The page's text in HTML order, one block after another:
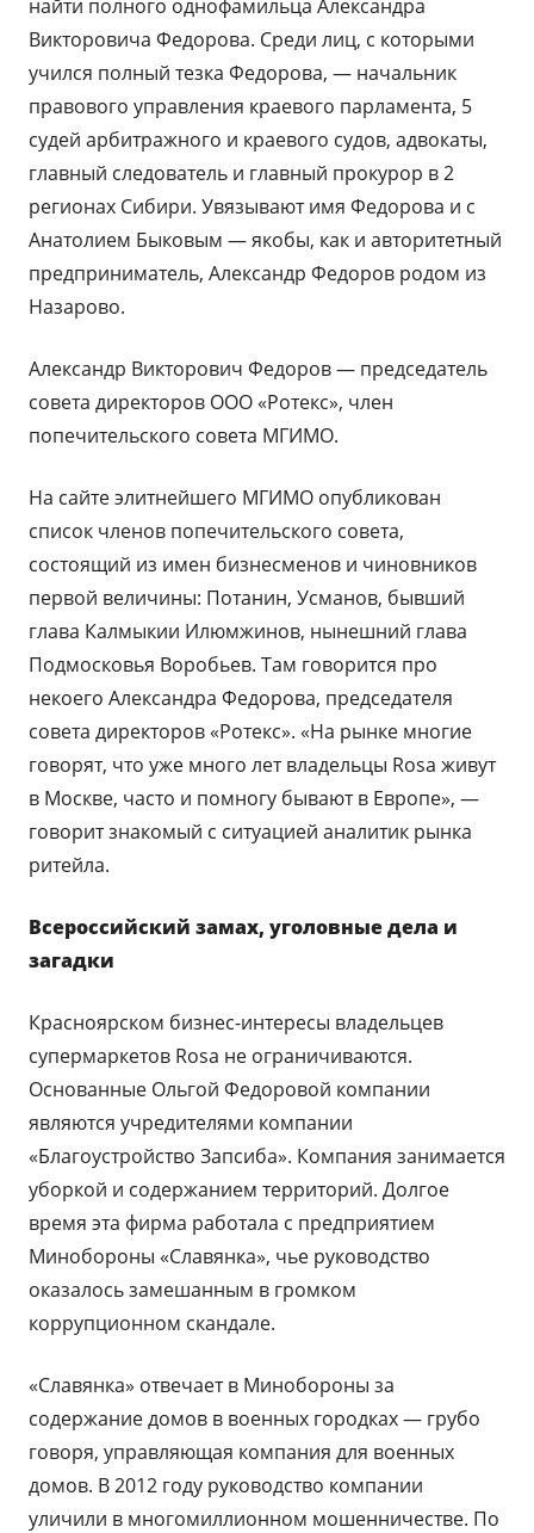
найти полного однофамильца Александра
Викторовича Федорова. Среди лиц, с которыми
учился полный тезка Федорова, — начальник
правового управления краевого парламента, 5
судей арбитражного и краевого судов, адвокаты,
главный следователь и главный прокурор в 2
регионах Сибири. Увязывают имя Федорова и с
Анатолием Быковым — якобы, как и авторитетный
предприниматель, Александр Федоров родом из
Назарово.
Александр Викторович Федоров — председатель
совета директоров ООО «Ротекс», член
попечительского совета МГИМО.
На сайте элитнейшего МГИМО опубликован
список членов попечительского совета,
состоящий из имен бизнесменов и чиновников
первой величины: Потанин, Усманов, бывший
глава Калмыкии Илюмжинов, нынешний глава
Подмосковья Воробьев. Там говорится про
некоего Александра Федорова, председателя
совета директоров «Ротекс». «На рынке многие
говорят, что уже много лет владельцы Rosa живут
в Москве, часто и помногу бывают в Европе», —
говорит знакомый с ситуацией аналитик рынка
ритейла.
Всероссийский замах, уголовные дела и
загадки
Красноярском бизнес-интересы владельцев
супермаркетов Rosa не ограничиваются.
Основанные Ольгой Федоровой компании
являются учредителями компании
«Благоустройство Запсиба». Компания занимается
уборкой и содержанием территорий. Долгое
время эта фирма работала с предприятием
Минобороны «Славянка», чье руководство
оказалось замешанным в громком
коррупционном скандале.
«Славянка» отвечает в Минобороны за
содержание домов в военных городках — грубо
говоря, управляющая компания для военных
домов. В 2012 году руководство компании
уличили в многомиллионном мошенничестве. По